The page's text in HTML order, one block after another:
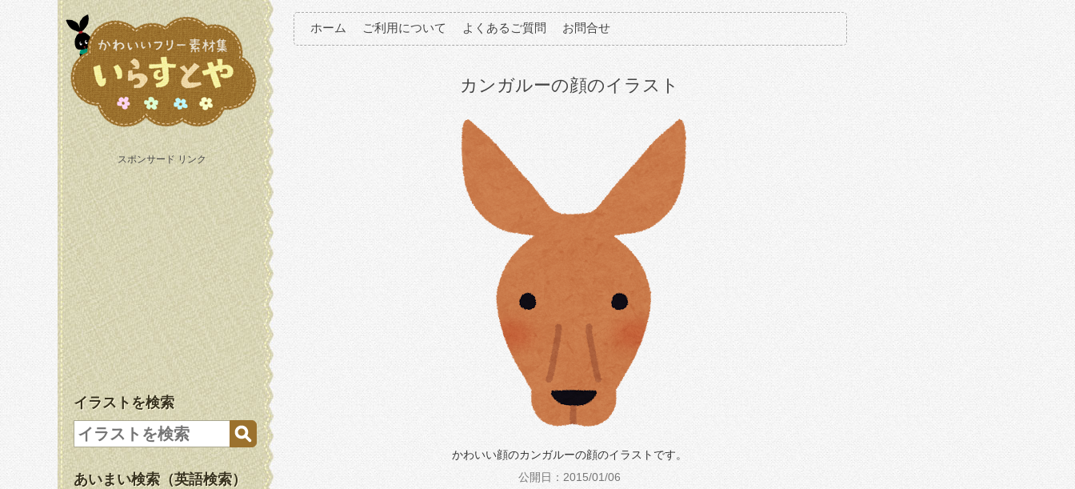
スポンサード リンク
イラストを検索
あいまい検索（英語検索）
ホーム ご利用について よくあるご質問 お問合せ
カンガルーの顔のイラスト
かわいい顔のカンガルーの顔のイラストです。
公開日：2015/01/06